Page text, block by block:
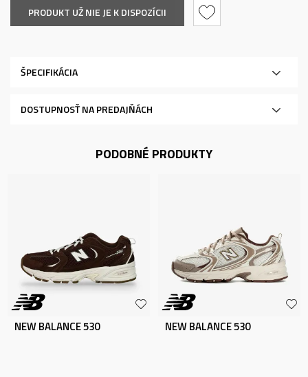
PRODUKT UŽ NIE JE K DISPOZÍCII
ŠPECIFIKÁCIA
DOSTUPNOSŤ NA PREDAJŇÁCH
PODOBNÉ PRODUKTY
NEW BALANCE 530 NEW BALANCE 530